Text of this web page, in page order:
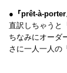
●『prêt-à-
直訳しちゃうと
ちなみにオーダ
さに一人一人の